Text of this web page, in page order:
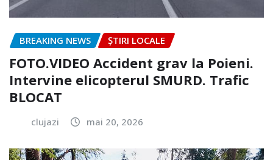
BREAKING NEWS ȘTIRI LOCALE
FOTO.VIDEO Accident grav la Poieni.
Intervine elicopterul SMURD. Trafic
BLOCAT
clujazi mai 20, 2026